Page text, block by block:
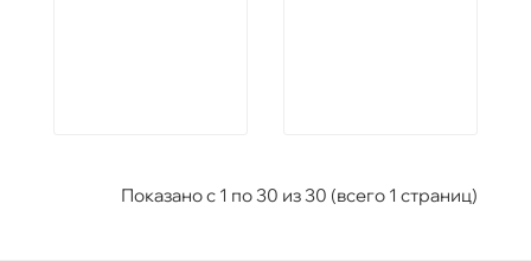
Показано с 1 по 30 из 30 (всего 1 страниц)